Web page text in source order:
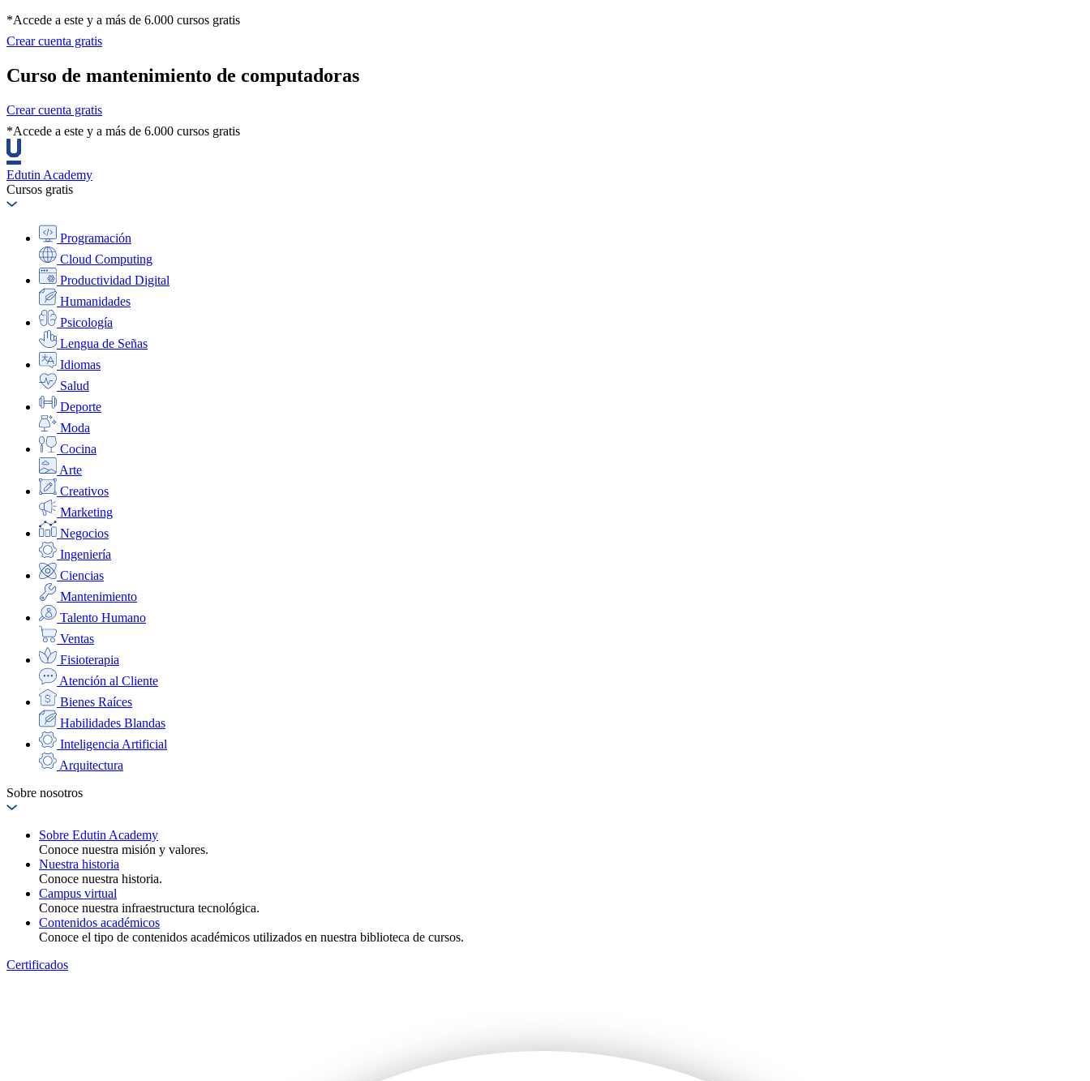
*Accede a este y a más de 6.000 cursos gratis
Crear cuenta gratis
Curso de mantenimiento de computadoras
Crear cuenta gratis
*Accede a este y a más de 6.000 cursos gratis
Edutin Academy
Cursos gratis
Programación
Cloud Computing
Productividad Digital
Humanidades
Psicología
Lengua de Señas
Idiomas
Salud
Deporte
Moda
Cocina
Arte
Creativos
Marketing
Negocios
Ingeniería
Ciencias
Mantenimiento
Talento Humano
Ventas
Fisioterapia
Atención al Cliente
Bienes Raíces
Habilidades Blandas
Inteligencia Artificial
Arquitectura
Sobre nosotros
Sobre Edutin Academy
Conoce nuestra misión y valores.
Nuestra historia
Conoce nuestra historia.
Campus virtual
Conoce nuestra infraestructura tecnológica.
Contenidos académicos
Conoce el tipo de contenidos académicos utilizados en nuestra biblioteca de cursos.
Certificados